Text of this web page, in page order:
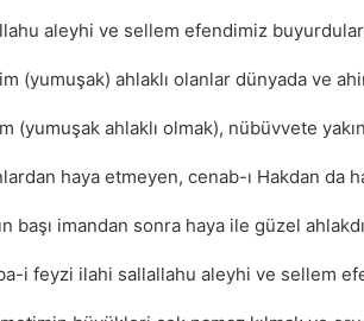
aleyhi ve sellem efendimiz
(yumuşak) ahlaklı olanlar dünyada ve
(yumuşak ahlaklı olmak), nübüvvete
haya etmeyen, cenab-ı Hakdan da
başı imandan sonra haya ile güzel
i feyzi ilahi sallallahu aleyhi ve sellem